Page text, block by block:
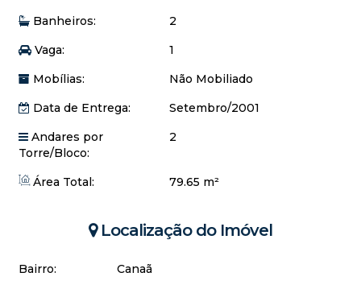
Ambiente familiar e tranquilo
💰 Entre em contato para mais informações e agende sua
Essa pode ser a oportunidade que você estava esperando
em Arraial do Cabo!
Banheiros:
2
Vaga:
1
Mobílias:
Não Mobiliado
Data de Entrega:
Setembro/2001
Andares por
Torre/Bloco:
2
Área Total: 79.65 m²
Localização do Imóvel
Bairro:
Canaã